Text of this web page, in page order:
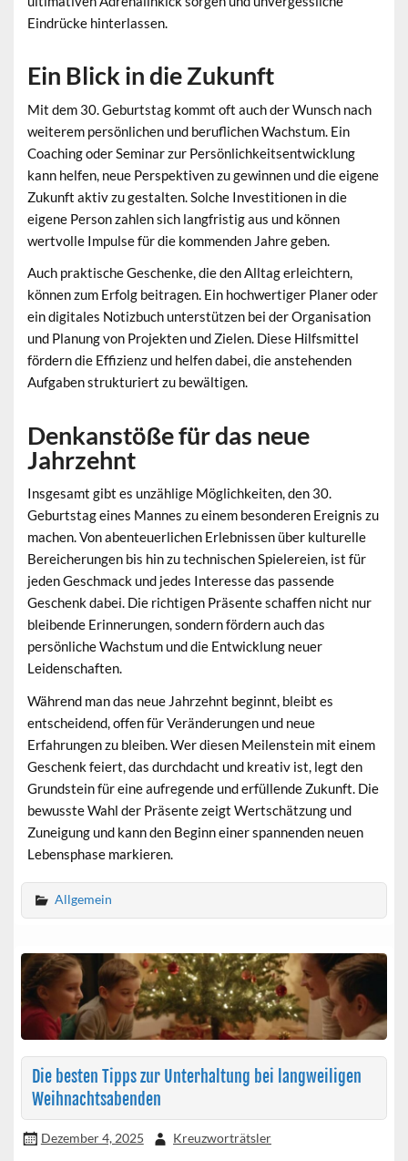
Eindrücke hinterlassen.
Ein Blick in die Zukunft
Mit dem 30. Geburtstag kommt oft auch der Wunsch nach
weiterem persönlichen und beruflichen Wachstum. Ein
Coaching oder Seminar zur Persönlichkeitsentwicklung
kann helfen, neue Perspektiven zu gewinnen und die eigene
Zukunft aktiv zu gestalten. Solche Investitionen in die
eigene Person zahlen sich langfristig aus und können
wertvolle Impulse für die kommenden Jahre geben.
Auch praktische Geschenke, die den Alltag erleichtern,
können zum Erfolg beitragen. Ein hochwertiger Planer oder
ein digitales Notizbuch unterstützen bei der Organisation
und Planung von Projekten und Zielen. Diese Hilfsmittel
fördern die Effizienz und helfen dabei, die anstehenden
Aufgaben strukturiert zu bewältigen.
Denkanstöße für das neue
Jahrzehnt
Insgesamt gibt es unzählige Möglichkeiten, den 30.
Geburtstag eines Mannes zu einem besonderen Ereignis zu
machen. Von abenteuerlichen Erlebnissen über kulturelle
Bereicherungen bis hin zu technischen Spielereien, ist für
jeden Geschmack und jedes Interesse das passende
Geschenk dabei. Die richtigen Präsente schaffen nicht nur
bleibende Erinnerungen, sondern fördern auch das
persönliche Wachstum und die Entwicklung neuer
Leidenschaften.
Während man das neue Jahrzehnt beginnt, bleibt es
entscheidend, offen für Veränderungen und neue
Erfahrungen zu bleiben. Wer diesen Meilenstein mit einem
Geschenk feiert, das durchdacht und kreativ ist, legt den
Grundstein für eine aufregende und erfüllende Zukunft. Die
bewusste Wahl der Präsente zeigt Wertschätzung und
Zuneigung und kann den Beginn einer spannenden neuen
Lebensphase markieren.
Allgemein
Die besten Tipps zur Unterhaltung bei langweiligen
Weihnachtsabenden
Dezember 4, 2025 Kreuzworträtsler